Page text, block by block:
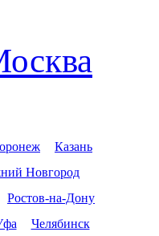
Казань
Новгород
Ростов-на-Дону
Челябинск